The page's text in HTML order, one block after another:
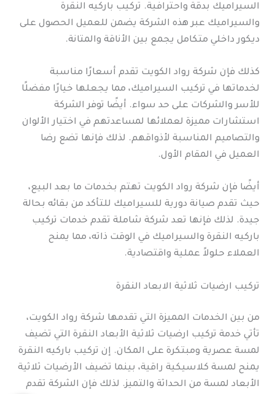
السيراميك بدقة واحترافية. تركيب باركيه النقرة
والسيراميك عبر هذه الشركة يضمن للعميل الحصول على
ديكور داخلي متكامل يجمع بين الأناقة والمتانة.
كذلك فإن شركة رواد الكويت تقدم أسعارًا مناسبة
لخدماتها في تركيب السيراميك، مما يجعلها خيارًا مفضلًا
للأسر والشركات على حد سواء. أيضًا توفر الشركة
استشارات مميزة لعملائها لمساعدتهم في اختيار الألوان
والتصاميم المناسبة لأذواقهم. لذلك فإنها تضع رضا
العميل في المقام الأول.
أيضًا فإن شركة رواد الكويت تهتم بخدمات ما بعد البيع،
حيث تقدم صيانة دورية للسيراميك للتأكد من بقائه بحالة
جيدة. لذلك فإنها تعد شركة شاملة تقدم خدمات تركيب
باركيه النقرة والسيراميك في الوقت ذاته، مما يمنح
العملاء حلولاً عملية واقتصادية.
تركيب ارضيات ثلاثية الابعاد النقرة
من بين الخدمات المميزة التي تقدمها شركة رواد الكويت،
تأتي خدمة تركيب ارضيات ثلاثية الأبعاد النقرة التي تضيف
لمسة عصرية ومبتكرة على المكان. إن تركيب باركيه النقرة
يمنح لمسة كلاسيكية راقية، بينما تضيف الأرضيات ثلاثية
الأبعاد لمسة من الحداثة والتميز. لذلك فإن الشركة تقدم